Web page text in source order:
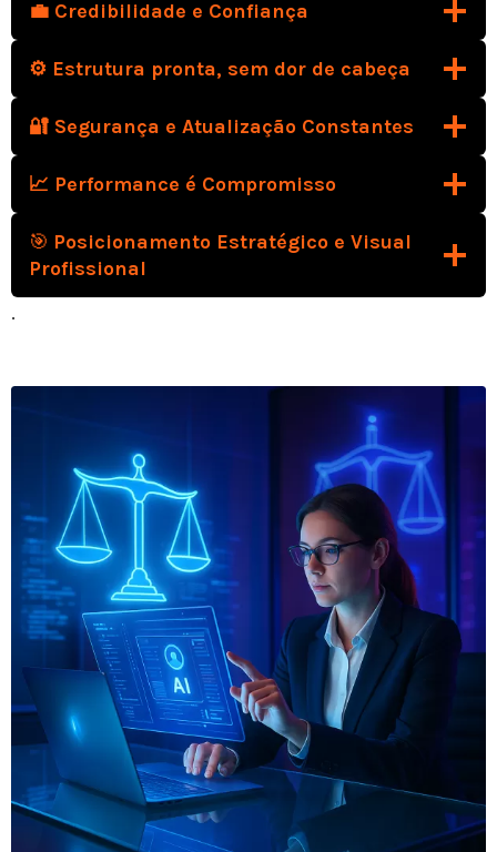
💼 Credibilidade e Confiança
⚙️ Estrutura pronta, sem dor de cabeça
🔐 Segurança e Atualização Constantes
📈 Performance é Compromisso
🎯 Posicionamento Estratégico e Visual
Profissional
.